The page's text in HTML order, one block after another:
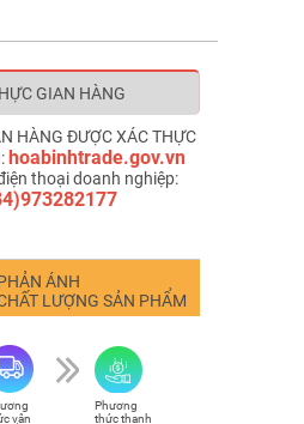
GIAN HÀNG
HÀNG ĐƯỢC XÁC THỰC
hoabinhtrade.gov.vn
thoại doanh nghiệp:
ÁNH
LƯỢNG SẢN PHẨM
vận
Phương
thức thanh